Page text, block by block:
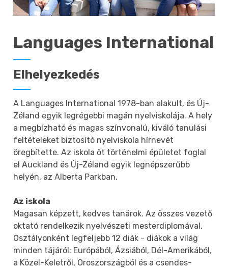
Languages International
Elhelyezkedés
A Languages International 1978-ban alakult, és Új-
Zéland egyik legrégebbi magán nyelviskolája. A hely
a megbízható és magas színvonalú, kiváló tanulási
feltételeket biztosító nyelviskola hírnevét
öregbítette. Az iskola öt történelmi épületet foglal
el Auckland és Új-Zéland egyik legnépszerűbb
helyén, az Alberta Parkban.
Az iskola
Magasan képzett, kedves tanárok. Az összes vezető
oktató rendelkezik nyelvészeti mesterdiplomával.
Osztályonként legfeljebb 12 diák - diákok a világ
minden tájáról: Európából, Ázsiából, Dél-Amerikából,
a Közel-Keletről, Oroszországból és a csendes-